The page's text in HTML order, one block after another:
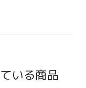
いる商品